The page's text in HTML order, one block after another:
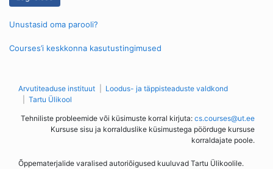
Unustasid oma parooli?
Courses’i keskkonna kasutustingimused
Arvutiteaduse instituut
Loodus- ja täppisteaduste valdkond
Tartu Ülikool
Tehniliste probleemide või küsimuste korral kirjuta: cs.courses@ut.ee
Kursuse sisu ja korralduslike küsimustega pöörduge kursuse
korraldajate poole.
Õppematerjalide varalised autoriõigused kuuluvad Tartu Ülikoolile.